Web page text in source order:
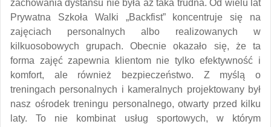
zachowania dystansu nie była aż taka trudna. Od wielu lat
Prywatna Szkoła Walki „Backfist” koncentruje się na
zajęciach personalnych albo realizowanych w
kilkuosobowych grupach. Obecnie okazało się, że ta
forma zajęć zapewnia klientom nie tylko efektywność i
komfort, ale również bezpieczeństwo. Z myślą o
treningach personalnych i kameralnych projektowany był
nasz ośrodek treningu personalnego, otwarty przed kilku
laty. To nie kombinat usług sportowych, w którym